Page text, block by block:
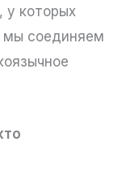
у которых
мы соединяем